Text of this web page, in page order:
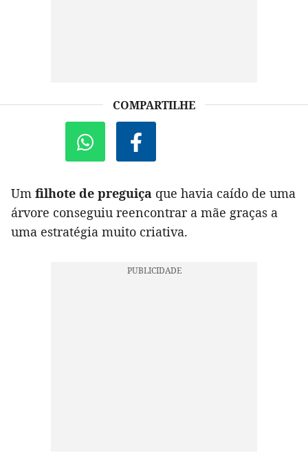
COMPARTILHE
Um filhote de preguiça que havia caído de uma
árvore conseguiu reencontrar a mãe graças a
uma estratégia muito criativa.